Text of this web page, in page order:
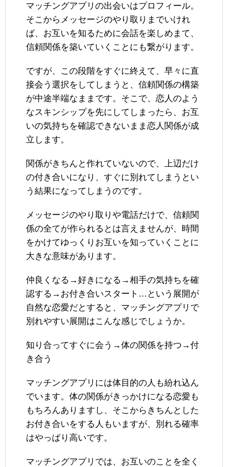
マッチングアプリの出会いはプロフィール。
そこからメッセージのやり取りまでいけれ
ば、お互いを知るために会話を楽しめまて、
信頼関係を築いていくことにも繋がります。
ですが、この段階をすぐに終えて、早々に直
接会う選択をしてしまうと、信頼関係の構築
が中途半端なままです。そこで、恋人のよう
なスキンシップを先にしてしまったら、お互
いの気持ちを確認できないまま恋人関係が成
立します。
関係がきちんと作れていないので、上辺だけ
の付き合いになり、すぐに別れてしまうとい
う結果になってしまうのです。
メッセージのやり取りや電話だけで、信頼関
係の全てが作られるとは言えませんが、時間
をかけてゆっくりお互いを知っていくことに
大きな意味があります。
仲良くなる→好きになる→相手の気持ちを確
認する→お付き合いスタート…という展開が
自然な恋愛だとすると、マッチングアプリで
別れやすい展開はこんな感じでしょうか。
知り合ってすぐに会う→体の関係を持つ→付
き合う
マッチングアプリには体目的の人も紛れ込ん
でいます。体の関係がきっかけになる恋愛も
もちろんありますし、そこからきちんとした
お付き合いをする人もいますが、別れる確率
はやっぱり高いです。
マッチングアプリでは、お互いのことを全く